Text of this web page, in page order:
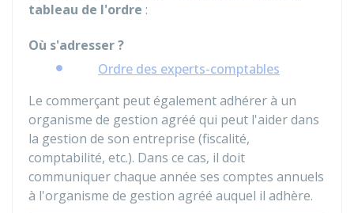
tableau de l'ordre :
Où s'adresser ?
Ordre des experts-comptables
Le commerçant peut également adhérer à un
organisme de gestion agréé qui peut l'aider dans
la gestion de son entreprise (fiscalité,
comptabilité, etc.). Dans ce cas, il doit
communiquer chaque année ses comptes annuels
à l'organisme de gestion agréé auquel il adhère.